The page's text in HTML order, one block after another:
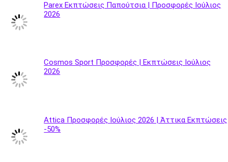
Parex Εκπτώσεις Παπούτσια | Προσφορές Ιούλιος
2026
Cosmos Sport Προσφορές | Εκπτώσεις Ιούλιος
2026
Attica Προσφορές Ιούλιος 2026 | Άττικα Εκπτώσεις
-50%